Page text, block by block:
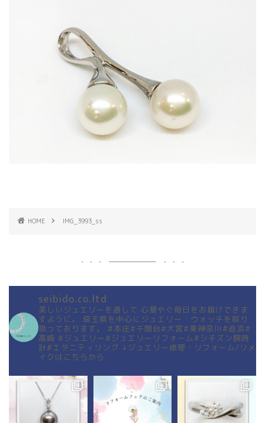
HOME IMG_3993_ss
seibido.co.ltd
美しいジュエリーを通して 心華やぐ毎日をお届けできま
すように。
埼玉県を中心にジュエリー・ウォッチを取り
扱っております。
#本庄#千間台#大宮#東神奈川#追浜#
高崎 #ジュエリー#ジュエリーリフォーム#シチズン腕時
計#エタニティリング ↓ジュエリー修理・リフォーム/リメ
イクはこちらから